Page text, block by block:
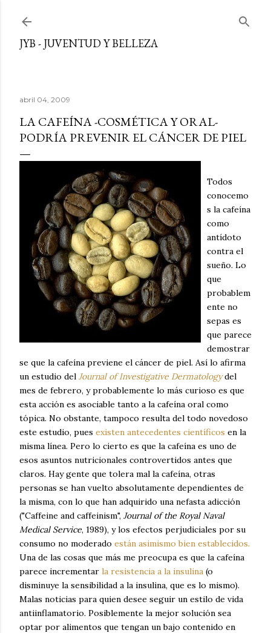
JYB - JUVENTUD Y BELLEZA
abril 04, 2009
LA CAFEÍNA -COSMÉTICA Y ORAL-
PODRÍA PREVENIR EL CÁNCER DE PIEL
Todos
conocemo
s la cafeína
como
antídoto
contra el
sueño. Lo
que
probablem
ente no
sepas es
que parece
demostrar
se que la cafeína previene el cáncer de piel. Así lo afirma
un estudio del Journal of Investigative Dermatologydel
mes de febrero, y probablemente lo más curioso es que
esta acción es asociable tanto a la cafeína oral como
tópica. No obstante, tampoco resulta del todo novedoso
este estudio, pues existen antecedentes científicos en la
misma línea. Pero lo cierto es que la cafeína es uno de
esos asuntos nutricionales controvertidos antes que
claros. Hay gente que tolera mal la cafeína, otras
personas se han vuelto absolutamente dependientes de
la misma, con lo que han adquirido una nefasta adicción
("Caffeine and caffeinism", Journal of the Royal Naval
Medical Service, 1989), y los efectos perjudiciales por su
consumo no moderado están asimismo bien establecidos.
Una de las cosas que más me preocupa es que la cafeína
parece incrementar la resistencia a la insulina (o
disminuye la sensibilidad a la insulina, que es lo mismo).
Malas noticias para quien desee seguir un estilo de vida
antiinflamatorio. Posiblemente la mejor solución sea
optar por alimentos que tengan un bajo contenido en